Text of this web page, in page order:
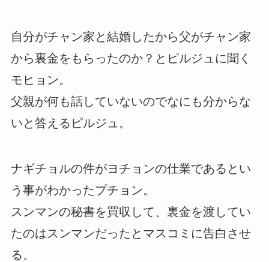
自分がチャン家と結婚したから父がチャン家
から裏金をもらったのか？とピルジュに聞く
モヒョン。
父親が何も話していないのでなにも分からな
いと答えるピルジュ。
ナギチョルの件がヨチョンの仕業であるとい
う事がわかったプチョン。
スンマンの秘書を買収して、裏金を渡してい
たのはスンマンだったとマスコミに告白させ
る。